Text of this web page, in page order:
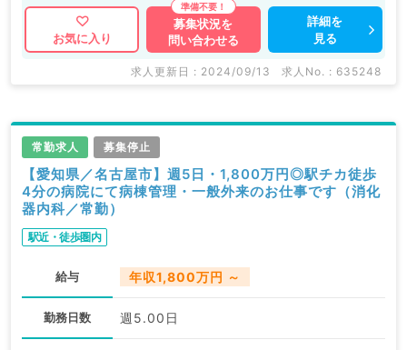
お気に入り
募集状況を
問い合わせる
詳細を
見る
求人更新日 : 2024/09/13 求人No. : 635248
常勤求人 募集停止
【愛知県／名古屋市】週5日・1,800万円◎駅チカ徒歩
4分の病院にて病棟管理・一般外来のお仕事です（消化
器内科／常勤）
駅近・徒歩圏内
給与 年収1,800万円 ～
勤務日数 週5.00日